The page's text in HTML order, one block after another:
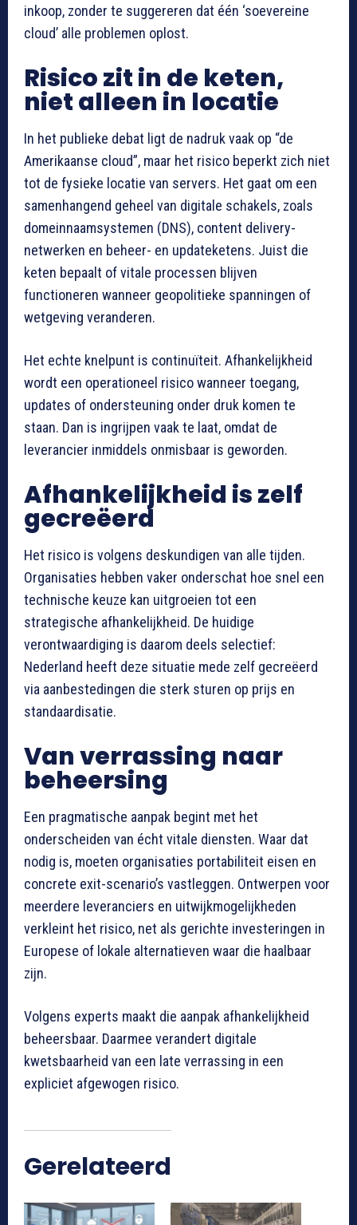
inkoop, zonder te suggereren dat één ‘soevereine
cloud’ alle problemen oplost.
Risico zit in de keten,
niet alleen in locatie
In het publieke debat ligt de nadruk vaak op “de
Amerikaanse cloud”, maar het risico beperkt zich niet
tot de fysieke locatie van servers. Het gaat om een
samenhangend geheel van digitale schakels, zoals
domeinnaamsystemen (DNS), content delivery-
netwerken en beheer- en updateketens. Juist die
keten bepaalt of vitale processen blijven
functioneren wanneer geopolitieke spanningen of
wetgeving veranderen.
Het echte knelpunt is continuïteit. Afhankelijkheid
wordt een operationeel risico wanneer toegang,
updates of ondersteuning onder druk komen te
staan. Dan is ingrijpen vaak te laat, omdat de
leverancier inmiddels onmisbaar is geworden.
Afhankelijkheid is zelf
gecreëerd
Het risico is volgens deskundigen van alle tijden.
Organisaties hebben vaker onderschat hoe snel een
technische keuze kan uitgroeien tot een
strategische afhankelijkheid. De huidige
verontwaardiging is daarom deels selectief:
Nederland heeft deze situatie mede zelf gecreëerd
via aanbestedingen die sterk sturen op prijs en
standaardisatie.
Van verrassing naar
beheersing
Een pragmatische aanpak begint met het
onderscheiden van écht vitale diensten. Waar dat
nodig is, moeten organisaties portabiliteit eisen en
concrete exit-scenario’s vastleggen. Ontwerpen voor
meerdere leveranciers en uitwijkmogelijkheden
verkleint het risico, net als gerichte investeringen in
Europese of lokale alternatieven waar die haalbaar
zijn.
Volgens experts maakt die aanpak afhankelijkheid
beheersbaar. Daarmee verandert digitale
kwetsbaarheid van een late verrassing in een
expliciet afgewogen risico.
Gerelateerd